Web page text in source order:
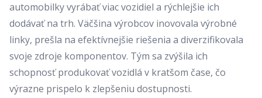
automobilky vyrábať viac vozidiel a rýchlejšie ich
dodávať na trh. Väčšina výrobcov inovovala výrobné
linky, prešla na efektívnejšie riešenia a diverzifikovala
svoje zdroje komponentov. Tým sa zvýšila ich
schopnosť produkovať vozidlá v kratšom čase, čo
výrazne prispelo k zlepšeniu dostupnosti.